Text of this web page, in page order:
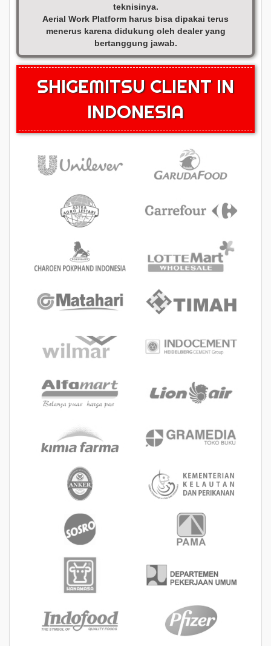
teknisinya.
Aerial Work Platform harus bisa dipakai terus
menerus karena didukung oleh dealer yang
bertanggung jawab.
SHIGEMITSU CLIENT IN
INDONESIA